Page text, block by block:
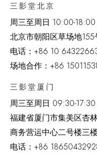
三影堂北京
周三至周日 10:00-
北京市朝阳区草场地155
电话： +86 10
场地合作：+86
三影堂厦门
周三至周日 09:30-
福建省厦门市集美区杏
商务营运中心二号楼三楼
电话： +86